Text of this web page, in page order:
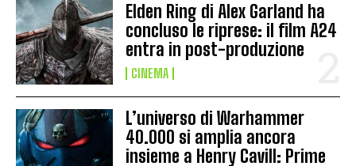
Elden Ring di Alex Garland ha
concluso le riprese: il film A24
entra in post-produzione
CINEMA
L’universo di Warhammer
40.000 si amplia ancora
insieme a Henry Cavill: Prime